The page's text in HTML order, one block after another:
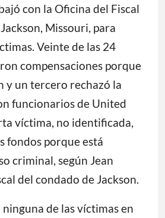
con la Oficina del Fiscal
Missouri, para
Veinte de las 24
compensaciones porque
y un tercero rechazó la
funcionarios de United
víctima, no identificada,
fondos porque está
criminal, según Jean
del condado de Jackson.
de las víctimas en